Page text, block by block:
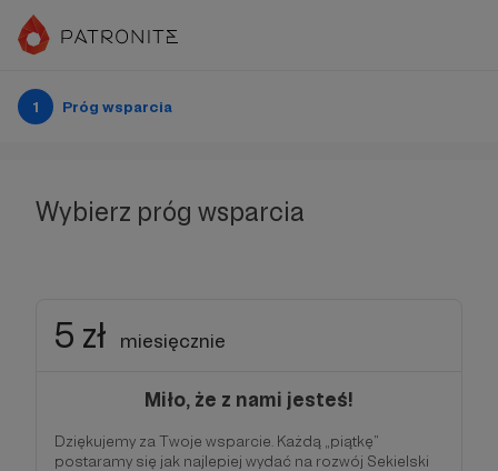
1 Próg wsparcia
Wybierz próg wsparcia
5 zł miesięcznie
Miło, że z nami jesteś!
Dziękujemy za Twoje wsparcie. Każdą „piątkę”
postaramy się jak najlepiej wydać na rozwój Sekielski